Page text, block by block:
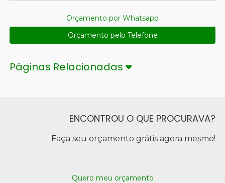
Orçamento por Whatsapp
Orçamento pelo Telefone
Páginas Relacionadas
ENCONTROU O QUE PROCURAVA?
Faça seu orçamento grátis agora mesmo!
Quero meu orçamento